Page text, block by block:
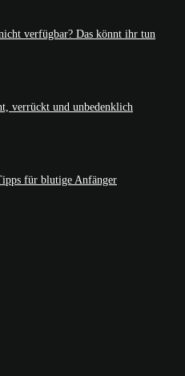
verfügbar? Das könnt ihr tun
verrückt und unbedenklich
für blutige Anfänger